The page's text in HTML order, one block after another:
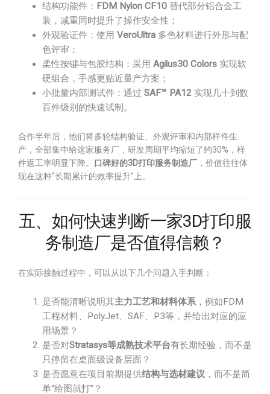
结构功能件： FDM Nylon CF10 替代部分铝合金工
装，减重同时提升了操作安全性；
外观验证件：使用 VeroUltra 多色材料进行外形与配
色评审；
柔性按键与包胶结构：采用 Agilus30 Colors 实现软
硬组合，手感更贴近量产方案；
小批量内部测试件：通过 SAF™ PA12 实现几十到数
百件级别的快速试制。
合作半年后，他们将多轮结构验证、外观评审和内部样件生
产，全部集中给这家服务厂，研发周期平均缩短了约30%，样
件返工率明显下降。 口碑好的3D打印服务制造厂 ，价值往往体
现在这种“长期累计的效率提升”上。
五、如何快速判断一家3D打印服
务制造厂是否值得信赖？
在实际接触过程中，可以从以下几个问题入手判断：
是否能清晰说明其主力工艺和材料体系，例如FDM
工程材料、PolyJet、SAF、P3等，并给出对应的应
用场景？
是否对Stratasys等成熟技术平台有长期经验，而不是
只停留在桌面级设备层面？
是否愿意在项目前期提供结构与选材建议 ，而不是简
单“给图就打”？